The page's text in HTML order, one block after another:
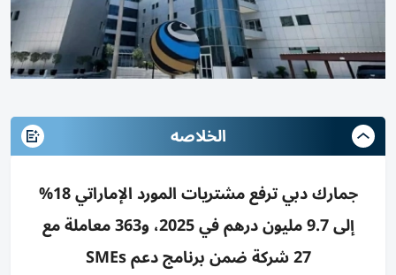
الخلاصه
جمارك دبي ترفع مشتريات المورد الإماراتي 18%
إلى 9.7 مليون درهم في 2025، و363 معاملة مع
27 شركة ضمن برنامج دعم SMEs